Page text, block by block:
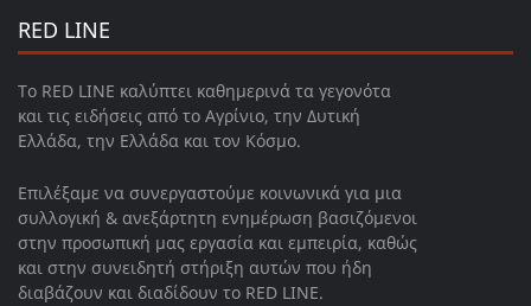
RED LINE
Το RED LINE καλύπτει καθημερινά τα γεγονότα
και τις ειδήσεις από το Αγρίνιο, την Δυτική
Ελλάδα, την Ελλάδα και τον Κόσμο.
Επιλέξαμε να συνεργαστούμε κοινωνικά για μια
συλλογική & ανεξάρτητη ενημέρωση βασιζόμενοι
στην προσωπική μας εργασία και εμπειρία, καθώς
και στην συνειδητή στήριξη αυτών που ήδη
διαβάζουν και διαδίδουν το RED LINE.